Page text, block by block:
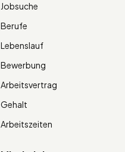
Jobsuche
Berufe
Lebenslauf
Bewerbung
Arbeitsvertrag
Gehalt
Arbeitszeiten